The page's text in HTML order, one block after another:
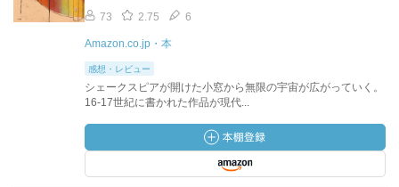
73 2.75 6
Amazon.co.jp・本
感想・レビュー
シェークスピアが開けた小窓から無限の宇宙が広がっていく。
16-17世紀に書かれた作品が現代...